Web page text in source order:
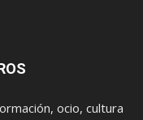
ocio, cultura